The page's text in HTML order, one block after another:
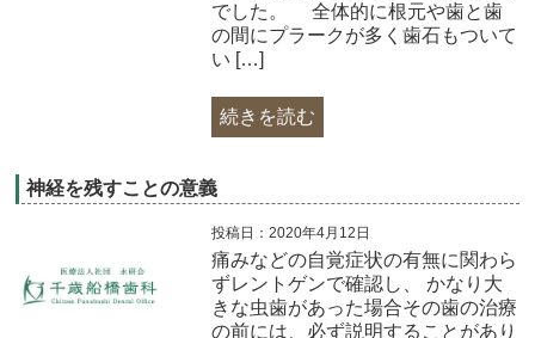
でした。 全体的に根元や歯と歯
の間にプラークが多く歯石もついて
い […]
続きを読む
神経を残すことの意義
投稿日：2020年4月12日
痛みなどの自覚症状の有無に関わら
ずレントゲンで確認し、 かなり大
きな虫歯があった場合その歯の治療
の前には、必ず説明することがあり